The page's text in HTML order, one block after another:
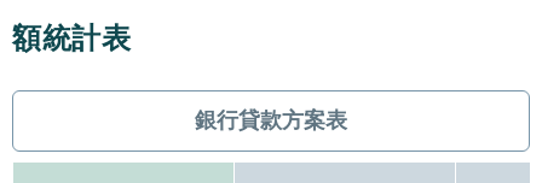
額統計表
銀行貸款方案表